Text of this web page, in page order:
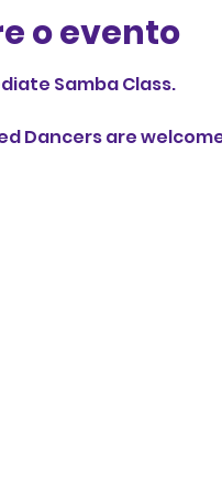
o evento
Samba Class.
Dancers are